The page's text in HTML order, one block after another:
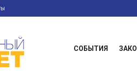
СОБЫТИЯ